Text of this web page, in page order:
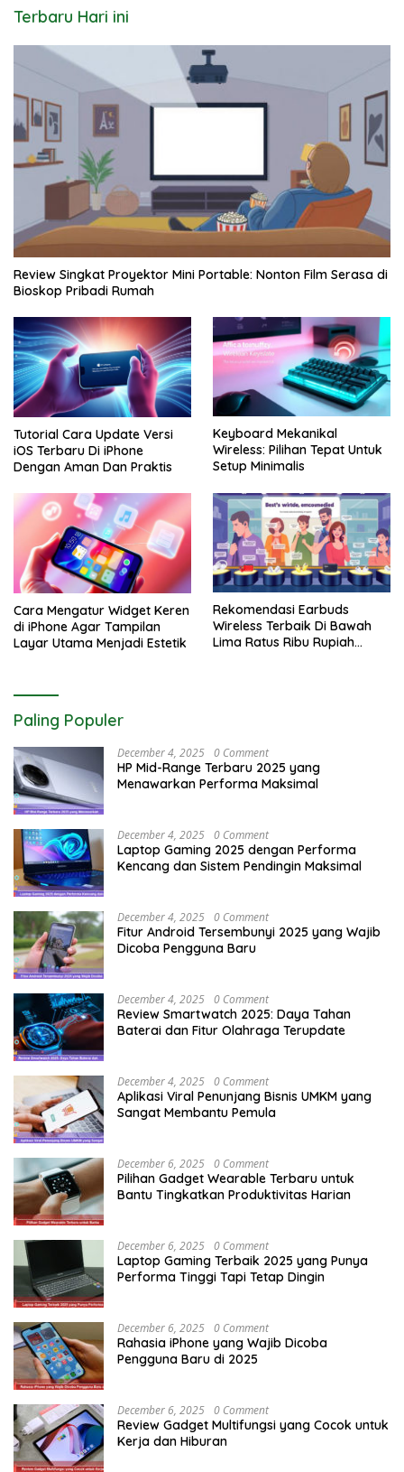
Terbaru Hari ini
Review Singkat Proyektor Mini Portable: Nonton Film Serasa di
Bioskop Pribadi Rumah
Tutorial Cara Update Versi
iOS Terbaru Di iPhone
Dengan Aman Dan Praktis
Keyboard Mekanikal
Wireless: Pilihan Tepat Untuk
Setup Minimalis
Cara Mengatur Widget Keren
di iPhone Agar Tampilan
Layar Utama Menjadi Estetik
Rekomendasi Earbuds
Wireless Terbaik Di Bawah
Lima Ratus Ribu Rupiah
Paling Populer
December 4, 2025 0 Comment
HP Mid-Range Terbaru 2025 yang
Menawarkan Performa Maksimal
December 4, 2025 0 Comment
Laptop Gaming 2025 dengan Performa
Kencang dan Sistem Pendingin Maksimal
December 4, 2025 0 Comment
Fitur Android Tersembunyi 2025 yang Wajib
Dicoba Pengguna Baru
December 4, 2025 0 Comment
Review Smartwatch 2025: Daya Tahan
Baterai dan Fitur Olahraga Terupdate
December 4, 2025 0 Comment
Aplikasi Viral Penunjang Bisnis UMKM yang
Sangat Membantu Pemula
December 6, 2025 0 Comment
Pilihan Gadget Wearable Terbaru untuk
Bantu Tingkatkan Produktivitas Harian
December 6, 2025 0 Comment
Laptop Gaming Terbaik 2025 yang Punya
Performa Tinggi Tapi Tetap Dingin
December 6, 2025 0 Comment
Rahasia iPhone yang Wajib Dicoba
Pengguna Baru di 2025
December 6, 2025 0 Comment
Review Gadget Multifungsi yang Cocok untuk
Kerja dan Hiburan